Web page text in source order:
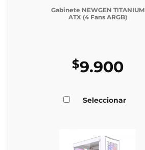
Gabinete NEWGEN TITANIUM
ATX (4 Fans ARGB)
$9.900
Seleccionar